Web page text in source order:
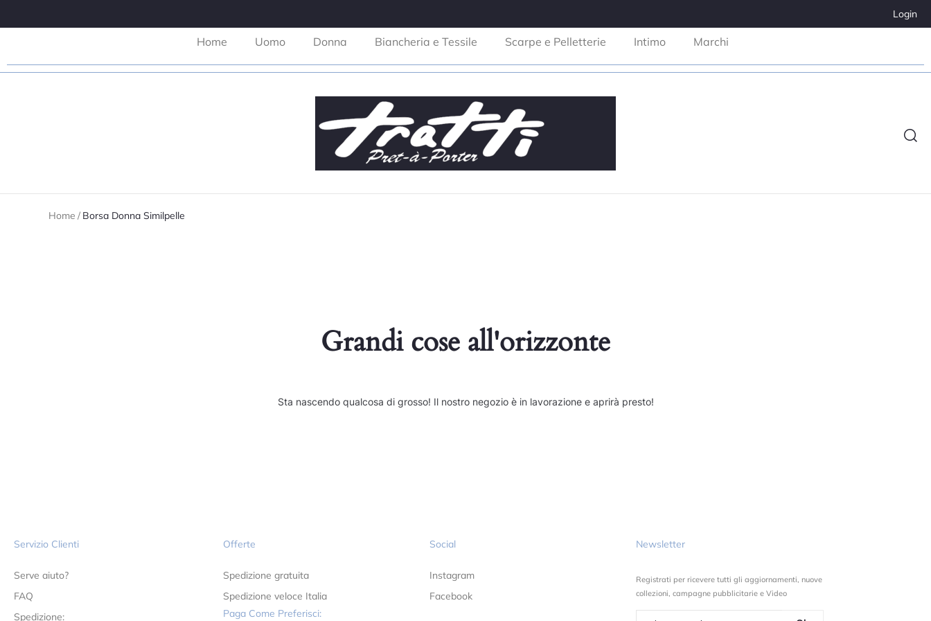
Login
Home Uomo Donna Biancheria e Tessile Scarpe e Pelletterie Intimo Marchi
Home / Borsa Donna Similpelle
Grandi cose all'orizzonte
Sta nascendo qualcosa di grosso! Il nostro negozio è in lavorazione e aprirà presto!
Servizio Clienti
Serve aiuto?
FAQ
Spedizione:
Offerte
Spedizione gratuita
Spedizione veloce Italia
Paga Come Preferisci:
Social
Instagram
Facebook
Newsletter
Registrati per ricevere tutti gli aggiornamenti, nuove
collezioni, campagne pubblicitarie e Video